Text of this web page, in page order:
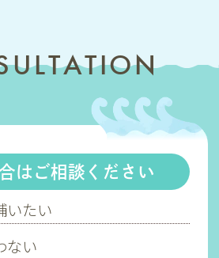
はご相談ください
いたい
ない